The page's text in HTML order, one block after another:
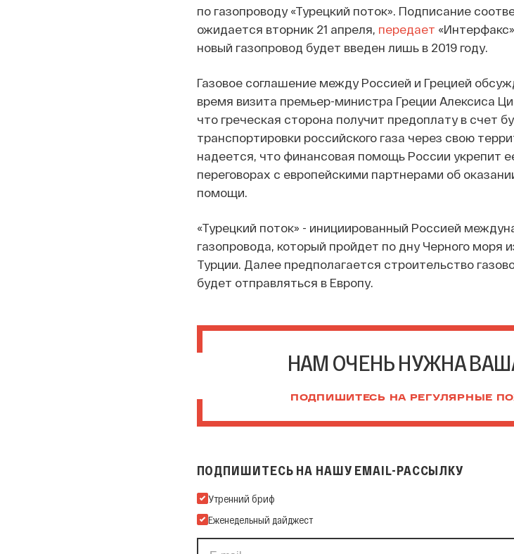
по газопроводу «Турецкий поток». Подписание
ожидается вторник 21 апреля, передает
новый газопровод будет введен лишь в 2019 году.
Газовое соглашение между Россией и Грецией
время визита премьер-министра Греции Алексиса
что греческая сторона получит предоплату в счет
транспортировки российского газа через свою
надеется, что финансовая помощь России укрепит
переговорах с европейскими партнерами об
помощи.
«Турецкий поток» - инициированный Россией
газопровода, который пройдет по дну Черного моря
Турции. Далее предполагается строительство
будет отправляться в Европу.
НАМ ОЧЕНЬ НУЖНА
ПОДПИШИТЕСЬ НА РЕГУЛЯРНЫЕ
ПОДПИШИТЕСЬ НА НАШУ EMAIL-РАССЫЛКУ
Подпишитесь на нашу Email-рассылку
Утренний бриф
Еженедельный дайджест